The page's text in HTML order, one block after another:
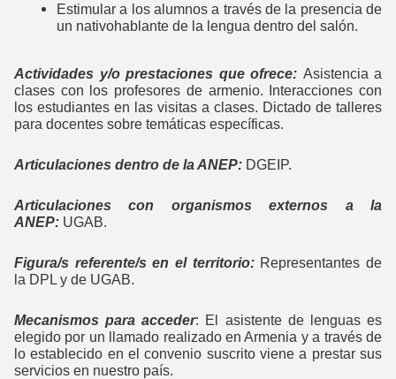
Estimular a los alumnos a través de la presencia de
un nativohablante de la lengua dentro del salón.
Actividades y/o prestaciones que ofrece: Asistencia a
clases con los profesores de armenio. Interacciones con
los estudiantes en las visitas a clases. Dictado de talleres
para docentes sobre temáticas específicas.
Articulaciones dentro de la ANEP: DGEIP.
Articulaciones con organismos externos a la
ANEP: UGAB.
Figura/s referente/s en el territorio: Representantes de
la DPL y de UGAB.
Mecanismos para acceder: El asistente de lenguas es
elegido por un llamado realizado en Armenia y a través de
lo establecido en el convenio suscrito viene a prestar sus
servicios en nuestro país.